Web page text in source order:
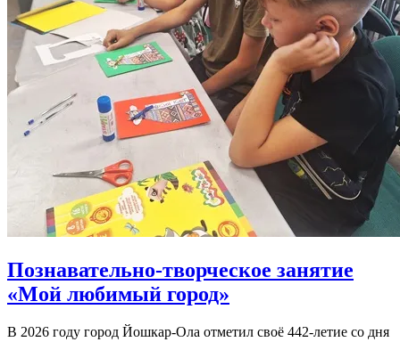
Познавательно-творческое занятие
«Мой любимый город»
В 2026 году город Йошкар-Ола отметил своё 442-летие со дня